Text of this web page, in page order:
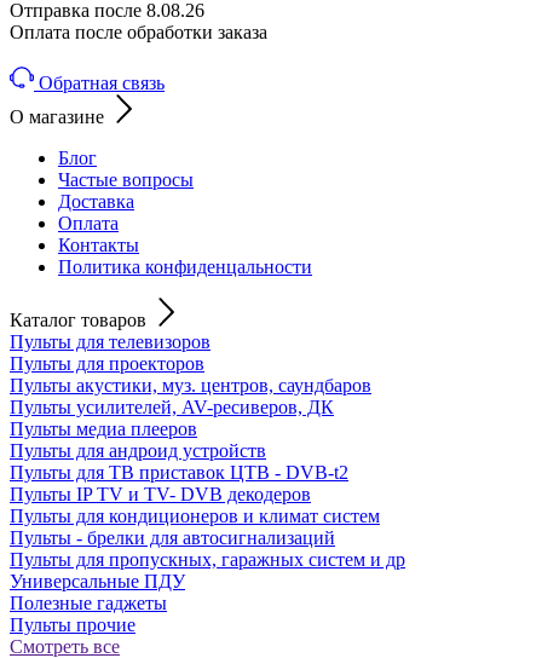
Отправка после 8.08.26
Оплата после обработки заказа
Обратная связь
О магазине
Блог
Частые вопросы
Доставка
Оплата
Контакты
Политика конфиденцальности
Каталог товаров
Пульты для телевизоров
Пульты для проекторов
Пульты акустики, муз. центров, саундбаров
Пульты усилителей, AV-ресиверов, ДК
Пульты медиа плееров
Пульты для андроид устройств
Пульты для ТВ приставок ЦТВ - DVB-t2
Пульты IP TV и TV- DVB декодеров
Пульты для кондиционеров и климат систем
Пульты - брелки для автосигнализаций
Пульты для пропускных, гаражных систем и др
Универсальные ПДУ
Полезные гаджеты
Пульты прочие
Смотреть все